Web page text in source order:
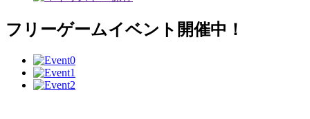
フリーゲームイベント開催中！